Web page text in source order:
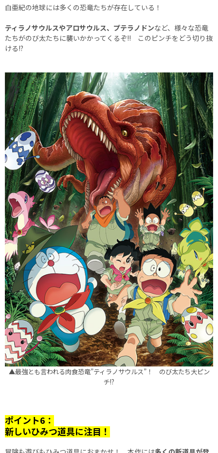
白亜紀の地球には多くの恐竜たちが存在している！
ティラノサウルスやアロサウルス、プテラノドンなど、様々な恐竜
たちがのび太たちに襲いかかってくるぞ!! このピンチをどう切り抜
ける!?
▲最強とも言われる肉食恐竜”ティラノサウルス”！ のび太たち大ピン
チ!?
ポイント6：
新しいひみつ道具に注目！